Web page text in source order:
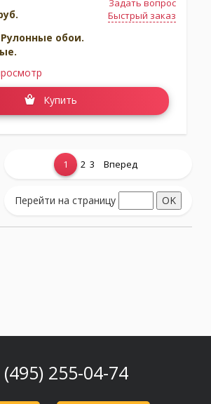
Задать вопрос
Быстрый заказ
Рулонные обои.
Купить
Показать еще...
1 2 3 Вперед
Перейти на страницу
(495) 255-04-74